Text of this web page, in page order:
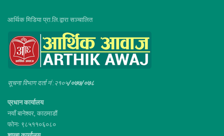
आर्थिक मिडिया प्रा.लि.द्वारा सञ्चालित
सूचना विभाग दर्ता नं :२१०५/०७७/०७८
प्रधान कार्यालय
नयाँ बानेश्वर, काठमाडौं
फोनः ९८५११०६०८०